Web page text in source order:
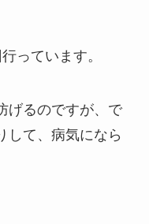
っています。
げるのですが、で
して、病気になら